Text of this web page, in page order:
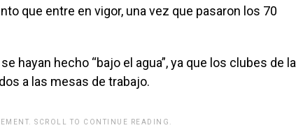
que entre en vigor, una vez que pasaron los 70
hayan hecho “bajo el agua”, ya que los clubes de la
a las mesas de trabajo.
SCROLL TO CONTINUE READING.